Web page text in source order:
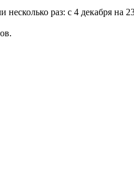
раз: с 4 декабря на